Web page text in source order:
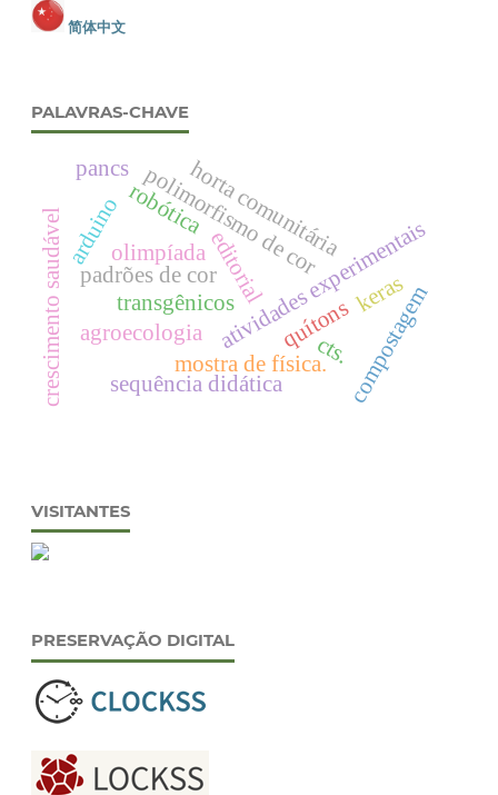
简体中文
PALAVRAS-CHAVE
editorial
padrões de coratividades experimentais
mostra de física.
polimorfismo de cor
quítons
olimpíada
robótica
keras
crescimento saudável horta comunitária
sequência didática
transgênicos
cts.
agroecologia compostagem
arduino
pancs
VISITANTES
PRESERVAÇÃO DIGITAL